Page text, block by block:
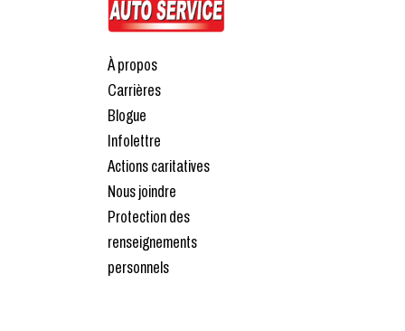
À propos
Carrières
Blogue
Infolettre
Actions caritatives
Nous joindre
Protection des
renseignements
personnels